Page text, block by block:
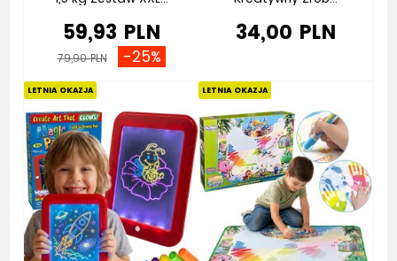
59,93 PLN
79,90 PLN -25%
34,00 PLN
LETNIA OKAZJA LETNIA OKAZJA